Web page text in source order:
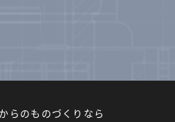
らのものづくりなら